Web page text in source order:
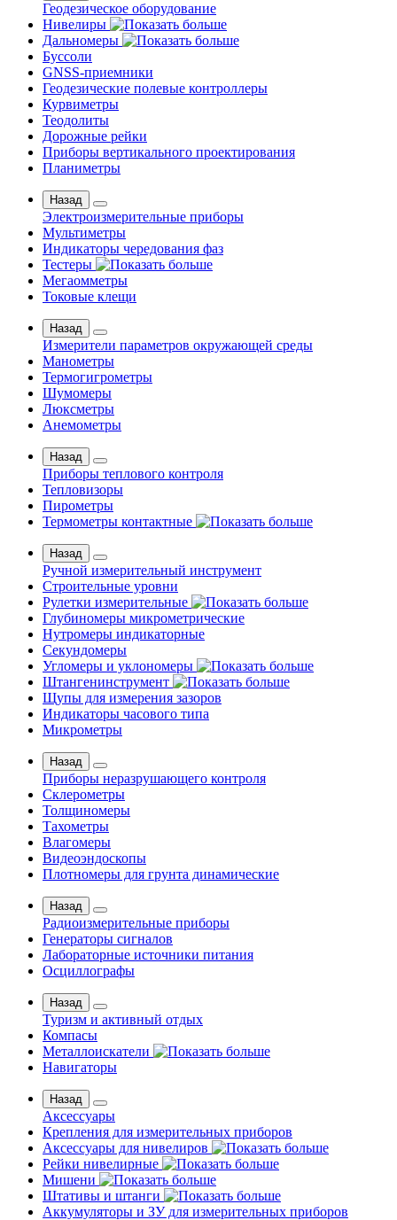
Геодезическое оборудование
Нивелиры
Дальномеры
Буссоли
GNSS-приемники
Геодезические полевые контроллеры
Курвиметры
Теодолиты
Дорожные рейки
Приборы вертикального проектирования
Планиметры
Назад
Электроизмерительные приборы
Мультиметры
Индикаторы чередования фаз
Тестеры
Мегаомметры
Токовые клещи
Назад
Измерители параметров окружающей среды
Манометры
Термогигрометры
Шумомеры
Люксметры
Анемометры
Назад
Приборы теплового контроля
Тепловизоры
Пирометры
Термометры контактные
Назад
Ручной измерительный инструмент
Строительные уровни
Рулетки измерительные
Глубиномеры микрометрические
Нутромеры индикаторные
Секундомеры
Угломеры и уклономеры
Штангенинструмент
Щупы для измерения зазоров
Индикаторы часового типа
Микрометры
Назад
Приборы неразрушающего контроля
Склерометры
Толщиномеры
Тахометры
Влагомеры
Видеоэндоскопы
Плотномеры для грунта динамические
Назад
Радиоизмерительные приборы
Генераторы сигналов
Лабораторные источники питания
Осциллографы
Назад
Туризм и активный отдых
Компасы
Металлоискатели
Навигаторы
Назад
Аксессуары
Крепления для измерительных приборов
Аксессуары для нивелиров
Рейки нивелирные
Мишени
Штативы и штанги
Аккумуляторы и ЗУ для измерительных приборов